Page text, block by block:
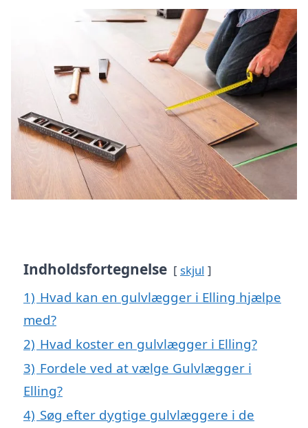
Indholdsfortegnelse skjul
1) Hvad kan en gulvlægger i Elling hjælpe
med?
2) Hvad koster en gulvlægger i Elling?
3) Fordele ved at vælge Gulvlægger i
Elling?
4) Søg efter dygtige gulvlæggere i de